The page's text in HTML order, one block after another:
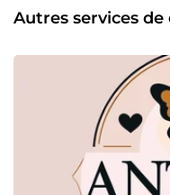
votre écoute jusqu'à
Autres services de